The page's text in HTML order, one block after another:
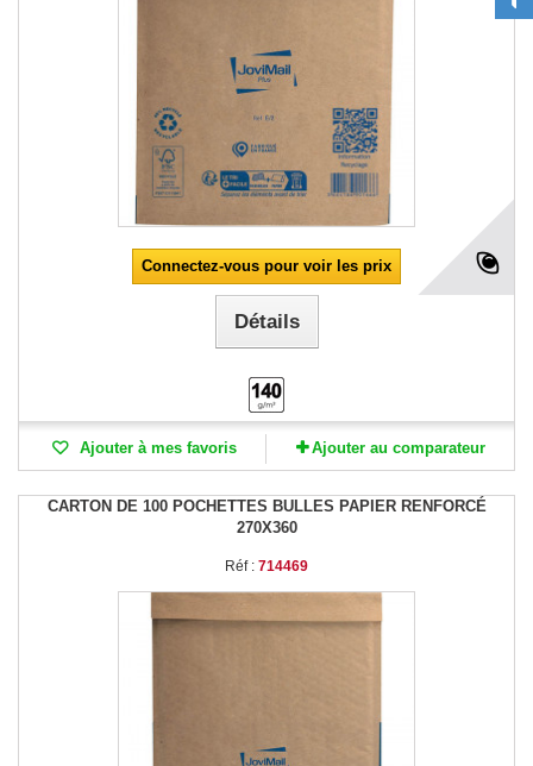
Connectez-vous pour voir les prix
Détails
Ajouter à mes favoris Ajouter au comparateur
CARTON DE 100 POCHETTES BULLES PAPIER RENFORCÉ
270X360
Réf : 714469